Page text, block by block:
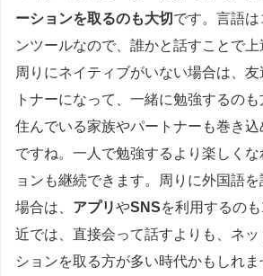
ーションを取るのも大切 です。言語
ンツールなので、誰かと話すことで上
周りにネイティブがいない場合は、
トナーになって、一緒に勉強するの
住んでいる家族やパートナーも巻き
ですね。一人で勉強するより楽しく
ョンも継続できます。周りに外国語
場合は、 アプリやSNSを利用するの
近では、直接会って話すよりも、ネ
ションを取る方が多い時代かもしれま